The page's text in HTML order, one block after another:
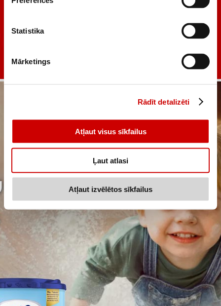
Statistika
Mārketings
Rādīt detalizēti
Atļaut visus sīkfailus
Ļaut atlasi
Atļaut izvēlētos sīkfailus